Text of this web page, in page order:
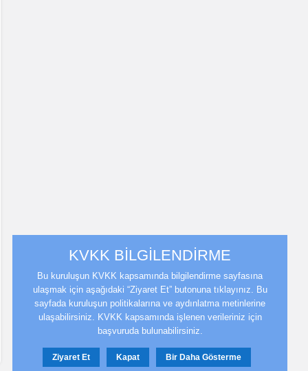
KVKK BİLGİLENDİRME
Bu kuruluşun KVKK kapsamında bilgilendirme sayfasına
ulaşmak için aşağıdaki “Ziyaret Et” butonuna tıklayınız. Bu
sayfada kuruluşun politikalarına ve aydınlatma metinlerine
ulaşabilirsiniz. KVKK kapsamında işlenen verileriniz için
başvuruda bulunabilirsiniz.
Ziyaret Et Kapat Bir Daha Gösterme